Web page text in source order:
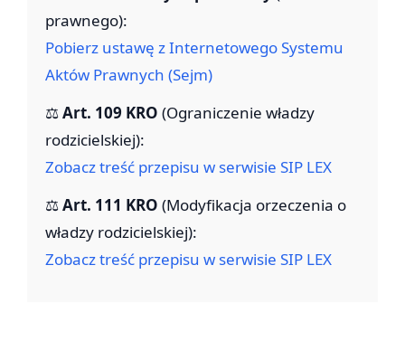
prawnego):
Pobierz ustawę z Internetowego Systemu
Aktów Prawnych (Sejm)
⚖️Art. 109 KRO (Ograniczenie władzy
rodzicielskiej):
Zobacz treść przepisu w serwisie SIP LEX
⚖️Art. 111 KRO (Modyfikacja orzeczenia o
władzy rodzicielskiej):
Zobacz treść przepisu w serwisie SIP LEX